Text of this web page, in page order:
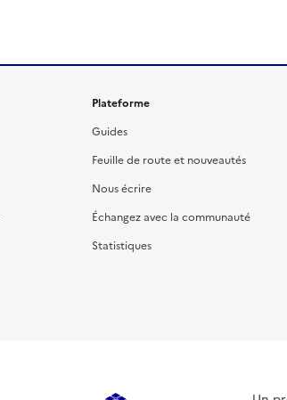
Plateforme
Guides
Feuille de route et nouveautés
Nous écrire
Échangez avec la communauté
Statistiques